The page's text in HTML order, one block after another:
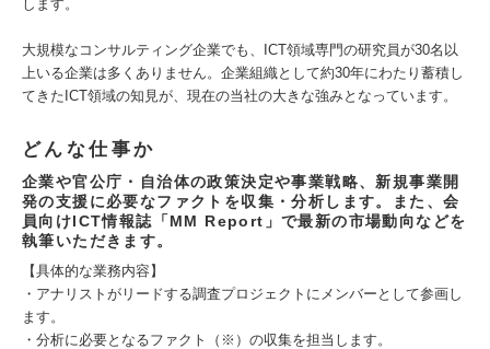
します。
大規模なコンサルティング企業でも、ICT領域専門の研究員が30名以
上いる企業は多くありません。企業組織として約30年にわたり蓄積し
てきたICT領域の知見が、現在の当社の大きな強みとなっています。
どんな仕事か
企業や官公庁・自治体の政策決定や事業戦略、新規事業開
発の支援に必要なファクトを収集・分析します。また、会
員向けICT情報誌「MM Report」で最新の市場動向などを
執筆いただきます。
【具体的な業務内容】
・アナリストがリードする調査プロジェクトにメンバーとして参画し
ます。
・分析に必要となるファクト（※）の収集を担当します。